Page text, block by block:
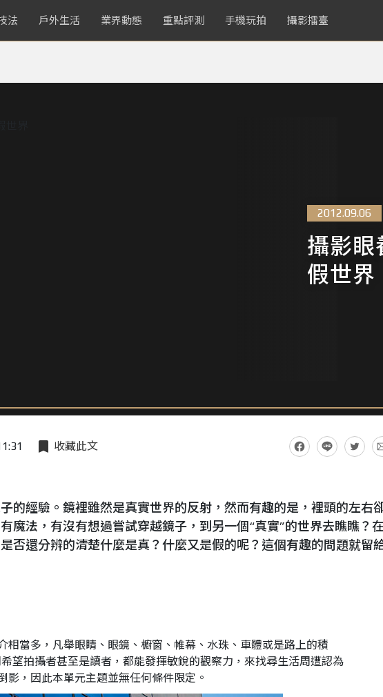
法 戶外生活 業界動態 重點評測 手機玩拍 攝影擂臺
2012.09.06
攝影眼
假世界
收藏此文
的經驗。鏡裡雖然是真實世界的反射，然而有趣的是，裡頭的左右
魔法，有沒有想過嘗試穿越鏡子，到另一個“真實”的世界去瞧瞧？
否還分辨的清楚什麼是真？什麼又是假的呢？這個有趣的問題就留
相當多，凡舉眼睛、眼鏡、櫥窗、帷幕、水珠、車體或是路上的積
望拍攝者甚至是讀者，都能發揮敏銳的觀察力，來找尋生活周遭認為
影，因此本單元主題並無任何條件限定。